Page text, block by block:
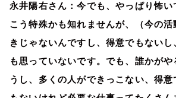
永井陽右さん：今でも、やっぱり怖い
こう特殊かも知れませんが、（今の
きじゃないんですし、得意でもないし
も思っていないです。でも、誰かが
うし、多くの人ができっこない、得